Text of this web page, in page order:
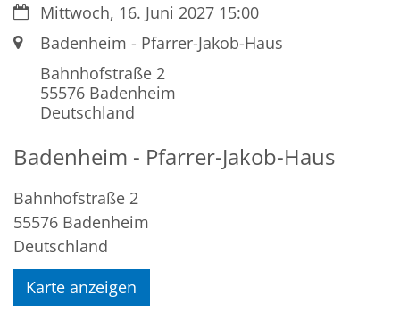
Datum:Mittwoch, 16. Juni 2027 15:00
Ort: Badenheim - Pfarrer-Jakob-Haus
Bahnhofstraße 2
55576 Badenheim
Deutschland
Badenheim - Pfarrer-Jakob-Haus
Bahnhofstraße 2
55576 Badenheim
Deutschland
Karte anzeigen